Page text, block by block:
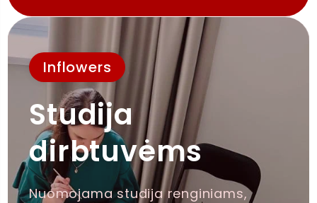
Inflowers
Studija
dirbtuvėms
Nuomojama studija renginiams,